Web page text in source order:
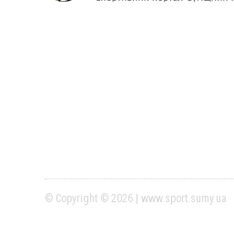
© Copyright © 2026 | www.sport.sumy.ua